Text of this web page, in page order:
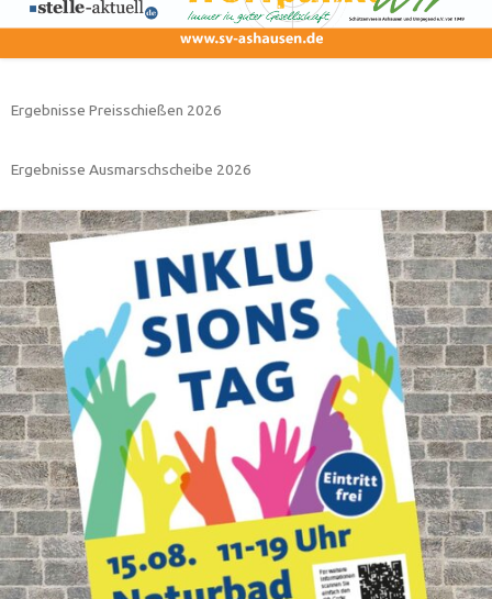
Ergebnisse Preisschießen 2026
Ergebnisse Ausmarschscheibe 2026